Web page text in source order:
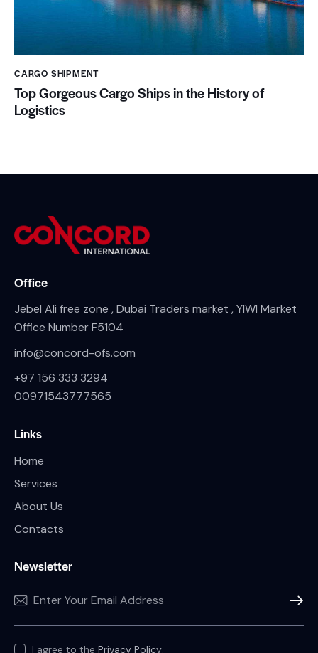
CARGO SHIPMENT
Top Gorgeous Cargo Ships in the History of
Logistics
Office
Jebel Ali free zone , Dubai Traders market , YIWI Market
Office Number F5104
info@concord-ofs.com
+97 156 333 3294
00971543777565
Links
Home
Services
About Us
Contacts
Newsletter
I agree to the Privacy Policy.